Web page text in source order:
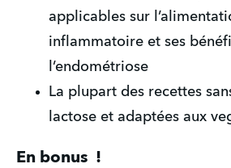
applicables sur
inflammatoire et ses
l’endométriose
La plupart des recettes
lactose et adaptées aux
En bonus  !